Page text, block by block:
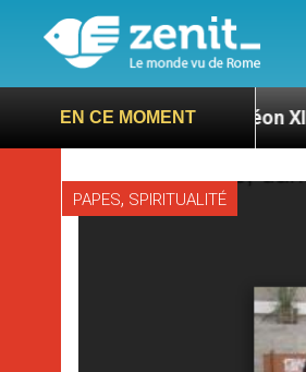
EN CE MOMENT
Léon XIV en France :
PAPES, SPIRITUALITÉ